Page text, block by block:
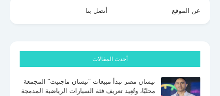
عن الموقع أتصل بنا
أحدث المقالات
نيسان مصر تبدأ مبيعات "نيسان ماجنيت" المجمعة
محليًا، وتُعِيد تعريف فئة السيارات الرياضية المدمجة